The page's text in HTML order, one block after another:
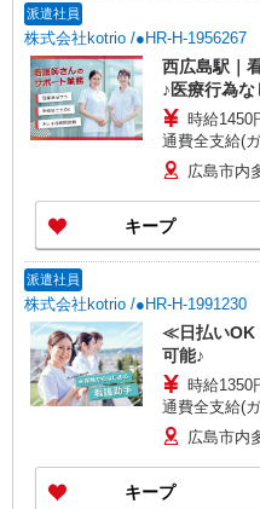
派遣社員
株式会社kotrio /●HR-H-1956267
西広島駅｜
♪医療行為な
時給
通費全支給(
広島市内
キープ
派遣社員
株式会社kotrio /●HR-H-1991230
≪日払いOK
可能♪
時給
通費全支給(
広島市内
キープ